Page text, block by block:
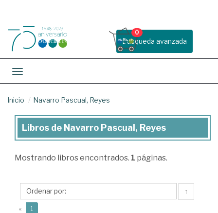
Busqueda avanzada
0
Toggle navigation
Inicio Navarro Pascual, Reyes
Libros
Navarro
Reyes
Libros de Navarro Pascual, Reyes
Mostrando libros encontrados. 1 páginas.
↑
« 1